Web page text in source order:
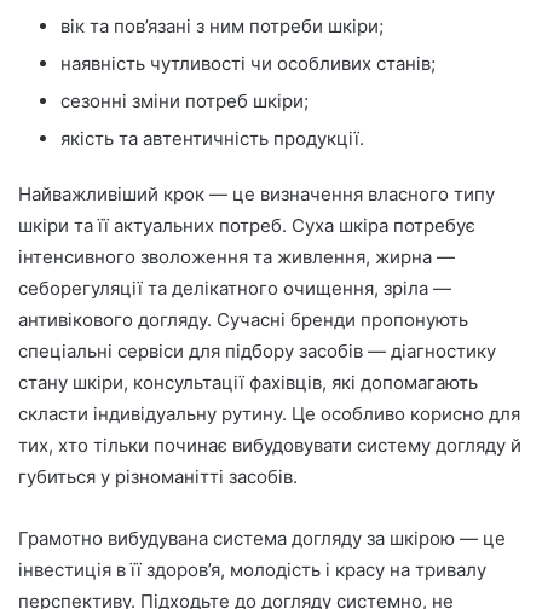
вік та пов’язані з ним потреби шкіри;
наявність чутливості чи особливих станів;
сезонні зміни потреб шкіри;
якість та автентичність продукції.
Найважливіший крок — це визначення власного типу
шкіри та її актуальних потреб. Суха шкіра потребує
інтенсивного зволоження та живлення, жирна —
себорегуляції та делікатного очищення, зріла —
антивікового догляду. Сучасні бренди пропонують
спеціальні сервіси для підбору засобів — діагностику
стану шкіри, консультації фахівців, які допомагають
скласти індивідуальну рутину. Це особливо корисно для
тих, хто тільки починає вибудовувати систему догляду й
губиться у різноманітті засобів.
Грамотно вибудувана система догляду за шкірою — це
інвестиція в її здоров’я, молодість і красу на тривалу
перспективу. Підходьте до догляду системно, не